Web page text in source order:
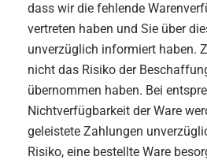
dass wir die fehlende
vertreten haben und Sie über
unverzüglich informiert haben.
nicht das Risiko der
übernommen haben. Bei
Nichtverfügbarkeit der Ware
geleistete Zahlungen
Risiko, eine bestellte Ware